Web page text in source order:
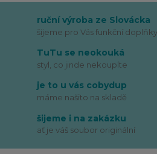
ruční výroba ze Slovácka
šijeme pro Vás funkční
TuTu se neokouká
styl, co jinde nekoupíte
je to u vás cobydup
máme našito na skladě
šijeme i na zakázku
ať je váš soubor originální